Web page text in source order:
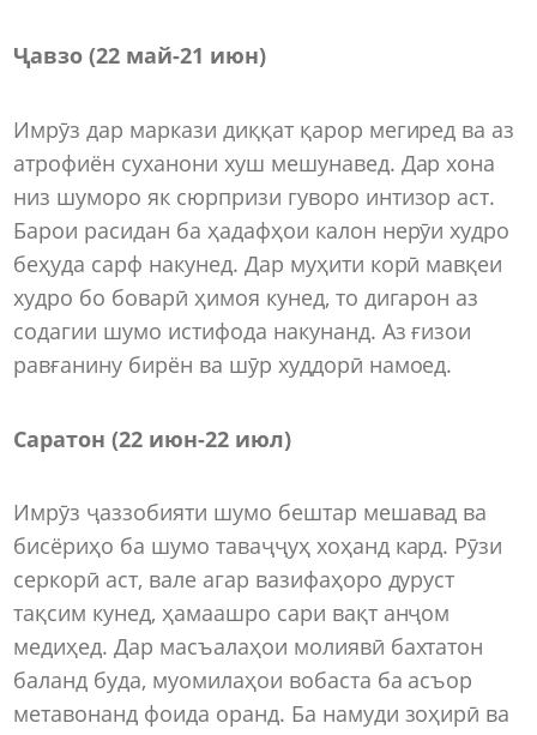
Ҷавзо (22 май-21 июн)
Имрӯз дар маркази диққат қарор мегиред ва аз
атрофиён суханони хуш мешунавед. Дар хона
низ шуморо як сюрпризи гуворо интизор аст.
Барои расидан ба ҳадафҳои калон нерӯи худро
беҳуда сарф накунед. Дар муҳити корӣ мавқеи
худро бо боварӣ ҳимоя кунед, то дигарон аз
содагии шумо истифода накунанд. Аз ғизои
равғанину бирён ва шӯр худдорӣ намоед.
Саратон (22 июн-22 июл)
Имрӯз ҷаззобияти шумо бештар мешавад ва
бисёриҳо ба шумо таваҷҷуҳ хоҳанд кард. Рӯзи
серкорӣ аст, вале агар вазифаҳоро дуруст
тақсим кунед, ҳамаашро сари вақт анҷом
медиҳед. Дар масъалаҳои молиявӣ бахтатон
баланд буда, муомилаҳои вобаста ба асъор
метавонанд фоида оранд. Ба намуди зоҳирӣ ва